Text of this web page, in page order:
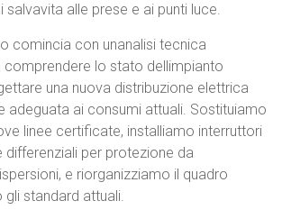
salvavita alle prese e ai punti luce.
comincia con unanalisi tecnica
lo stato dellimpianto
una nuova distribuzione elettrica
adeguata ai consumi attuali. Sostituiamo
linee certificate, installiamo interruttori
per protezione da
e riorganizziamo il quadro
standard attuali.